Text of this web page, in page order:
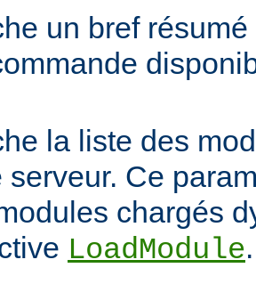
un bref
la liste des
serveur. Ce
chargés
LoadModule.